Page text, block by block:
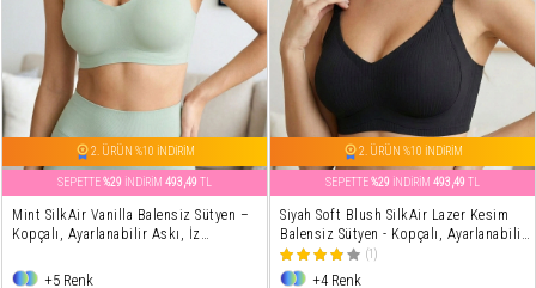
2. ÜRÜN %10 İNDİRİM
SEPETTE%29 İNDİRİM 493,49 TL
Mint SilkAir Vanilla Balensiz Sütyen –
Kopçalı, Ayarlanabilir Askı, İz
+5 Renk
2. ÜRÜN %10 İNDİRİM
SEPETTE%29 İNDİRİM 493,49 TL
Siyah Soft Blush SilkAir Lazer Kesim
Balensiz Sütyen - Kopçalı, Ayarlanabilir
Askı, İz Yapmayan
(1)
+4 Renk